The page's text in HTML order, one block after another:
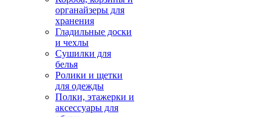
органайзеры для
хранения
Гладильные доски
и чехлы
Сушилки для
белья
Ролики и щетки
для одежды
Полки, этажерки и
аксессуары для